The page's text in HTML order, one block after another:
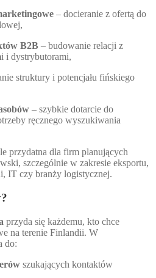
– docieranie z ofertą do
B2B – budowanie relacji z
i dystrybutorami,
struktury i potencjału fińskiego
– szybkie dotarcie do
ręcznego wyszukiwania
przydatna dla firm planujących
szczególnie w zakresie eksportu,
IT czy branży logistycznej.
przyda się każdemu, kto chce
na terenie Finlandii. W
do:
szukających kontaktów